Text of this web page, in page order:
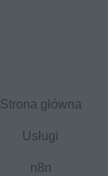
Strona główna
Usługi
n8n